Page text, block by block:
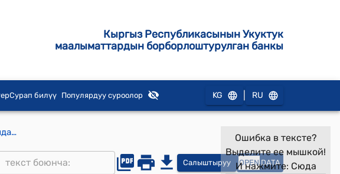
Кыргыз Республикасынын Укуктук
маалыматтардын борборлоштурулган банкы
Сурап билүү Популярдуу суроолор KG RU
Кыргыз Республикасынын 2011-жылдын 30-июнундагы № 65 "Москва шаарында 1997-жылдын 28-мартында кол коюлган жол кыймылынын эрежелерин администрациялык бузгандык жөнүндө иштер боюнча чечимдерди өз ара таануу жана аткаруу тууралуу Конвенцияны ратификациялоо жөнүндө" Мыйзамы
Салыштыруу OPEN DATA
Ошибка в тексте?
Выделите ее мышкой!
И нажмите: Сюда